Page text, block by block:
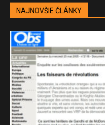
NAJNOVŠIE ČLÁNKY